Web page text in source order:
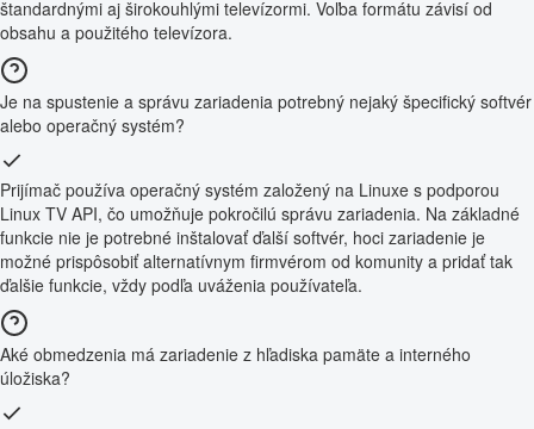
štandardnými aj širokouhlými televízormi. Voľba formátu závisí od
obsahu a použitého televízora.
Je na spustenie a správu zariadenia potrebný nejaký špecifický softvér
alebo operačný systém?
Prijímač používa operačný systém založený na Linuxe s podporou
Linux TV API, čo umožňuje pokročilú správu zariadenia. Na základné
funkcie nie je potrebné inštalovať ďalší softvér, hoci zariadenie je
možné prispôsobiť alternatívnym firmvérom od komunity a pridať tak
ďalšie funkcie, vždy podľa uváženia používateľa.
Aké obmedzenia má zariadenie z hľadiska pamäte a interného
úložiska?